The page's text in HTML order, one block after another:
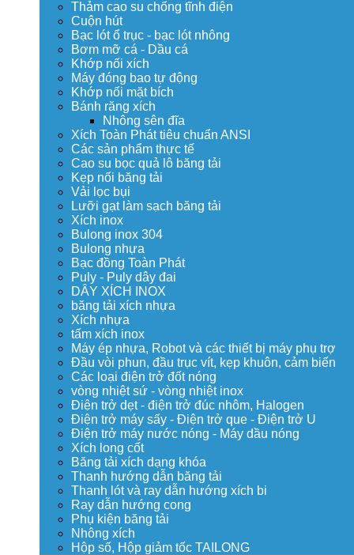
Thảm cao su chống tĩnh điện
Cuộn hút
Bạc lót ổ trục - bạc lót nhông
Bơm mỡ cá - Dầu cá
Khớp nối xích
Máy đóng bao tự động
Khớp nối mặt bích
Bánh răng xích
Nhông sên đĩa
Xích Toàn Phát tiêu chuẩn ANSI
Các sản phẩm thực tế
Cao su bọc quả lô băng tải
Kẹp nối băng tải
Vải lọc bụi
Lưỡi gạt làm sạch băng tải
Xích inox
Bulong inox 304
Bulong nhựa
Bạc đồng Toàn Phát
Puly - Puly dây đai
DÂY XÍCH INOX
băng tải xích nhựa
Xích nhựa
tấm xích inox
Máy ép nhựa, Robot và các thiết bị máy phụ trợ
Đầu vòi phun, đầu trục vít, kẹp khuôn, cảm biến
Các loại điện trở đốt nóng
vòng nhiệt sứ - vòng nhiệt inox
Điện trở dẹt - điện trở đúc nhôm, Halogen
Điện trở máy sấy - Điện trở que - Điện trở U
Điện trở máy nước nóng - Máy dầu nóng
Xích long cốt
Băng tải xích dạng khóa
Thanh hướng dẫn băng tải
Thanh lót và ray dẫn hướng xích bi
Ray dẫn hướng cong
Phụ kiện băng tải
Nhông xích
Hộp số, Hộp giảm tốc TAILONG